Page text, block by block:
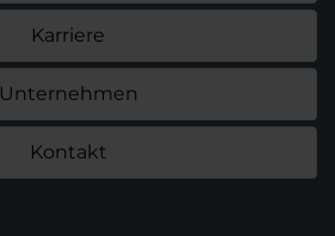
Karriere
Unternehmen
Kontakt